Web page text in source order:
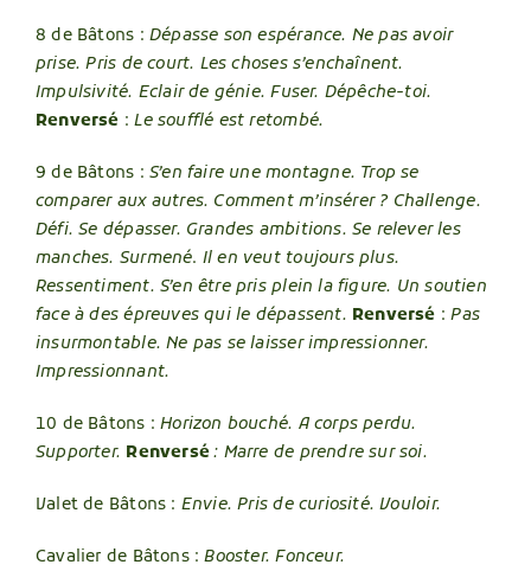
8 de Bâtons : Dépasse son espérance. Ne pas avoir
prise. Pris de court. Les choses s’enchaînent.
Impulsivité. Eclair de génie. Fuser. Dépêche-toi.
Renversé :Le soufflé est retombé.
9 de Bâtons : S’en faire une montagne. Trop se
comparer aux autres. Comment m’insérer ? Challenge.
Défi. Se dépasser. Grandes ambitions. Se relever les
manches. Surmené. Il en veut toujours plus.
Ressentiment. S’en être pris plein la figure. Un soutien
face à des épreuves qui le dépassent. Renversé :Pas
insurmontable. Ne pas se laisser impressionner.
Impressionnant.
10 de Bâtons :Horizon bouché. A corps perdu.
Supporter. Renversé: Marre de prendre sur soi.
Valet de Bâtons : Envie. Pris de curiosité. Vouloir.
Cavalier de Bâtons :Booster. Fonceur.